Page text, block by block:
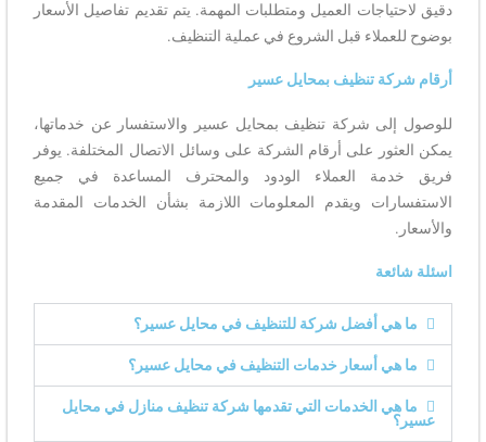
دقيق لاحتياجات العميل ومتطلبات المهمة. يتم تقديم تفاصيل الأسعار
بوضوح للعملاء قبل الشروع في عملية التنظيف.
أرقام شركة تنظيف بمحايل عسير
للوصول إلى شركة تنظيف بمحايل عسير والاستفسار عن خدماتها،
يمكن العثور على أرقام الشركة على وسائل الاتصال المختلفة. يوفر
فريق خدمة العملاء الودود والمحترف المساعدة في جميع
الاستفسارات ويقدم المعلومات اللازمة بشأن الخدمات المقدمة
والأسعار.
اسئلة شائعة
ما هي أفضل شركة للتنظيف في محايل عسير؟
ما هي أسعار خدمات التنظيف في محايل عسير؟
ما هي الخدمات التي تقدمها شركة تنظيف منازل في محايل
عسير؟